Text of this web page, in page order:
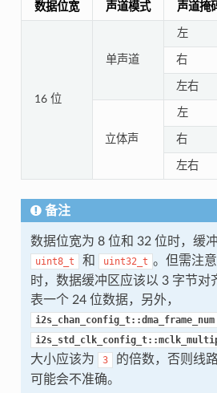
数据位宽 声道模式 声道掩
16 位
单声道
左
右
左右
立体声
左
右
左右
备注
数据位宽为 8 位和 32 位时，缓
uint8_t 和 uint32_t 。但需注
时，数据缓冲区应该以 3 字节对
表一个 24 位数据，另外，
i2s_chan_config_t::dma_frame_num
大小应该为
3
的倍数，否则线
可能会不准确。